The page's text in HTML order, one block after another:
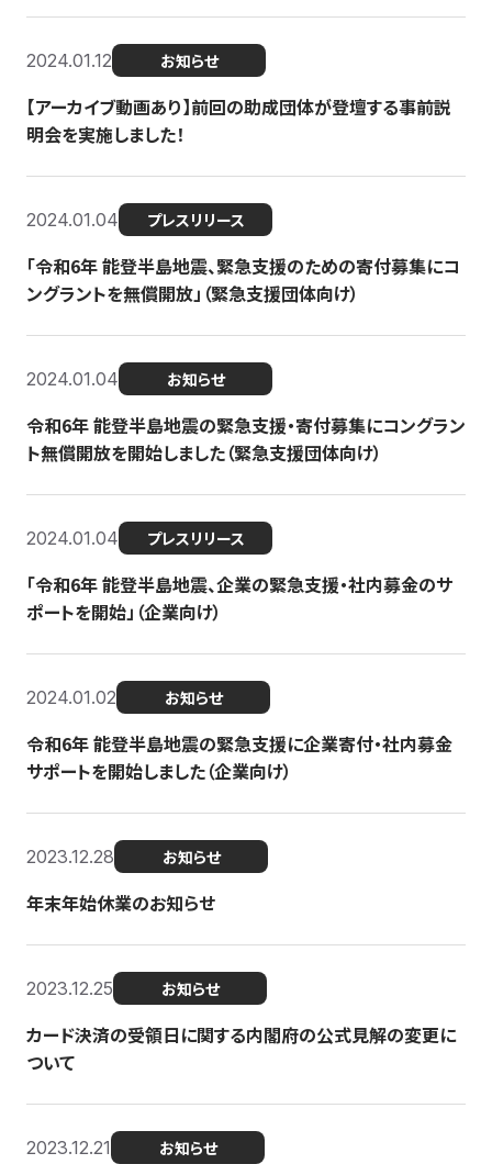
2024.01.12 お知らせ
【アーカイブ動画あり】前回の助成団体が登壇する事前説
明会を実施しました！
2024.01.04 プレスリリース
「令和6年 能登半島地震、緊急支援のための寄付募集にコ
ングラントを無償開放」（緊急支援団体向け）
2024.01.04 お知らせ
令和6年 能登半島地震の緊急支援・寄付募集にコングラン
ト無償開放を開始しました（緊急支援団体向け）
2024.01.04 プレスリリース
「令和6年 能登半島地震、企業の緊急支援・社内募金のサ
ポートを開始」（企業向け）
2024.01.02 お知らせ
令和6年 能登半島地震の緊急支援に企業寄付・社内募金
サポートを開始しました（企業向け）
2023.12.28 お知らせ
年末年始休業のお知らせ
2023.12.25 お知らせ
カード決済の受領日に関する内閣府の公式見解の変更に
ついて
2023.12.21 お知らせ